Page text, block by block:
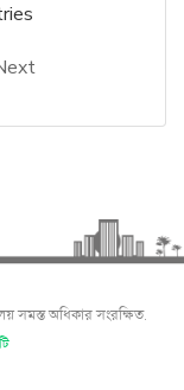
সমস্ত অধিকার সংরক্ষিত.